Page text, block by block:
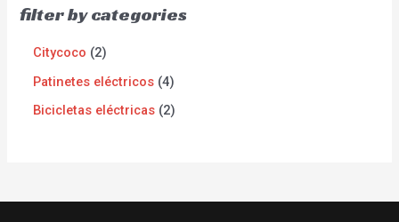
filter by categories
Citycoco 2
Patinetes eléctricos 4
Bicicletas eléctricas 2